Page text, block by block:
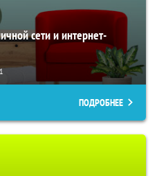
сети и интернет-
ПОДРОБНЕЕ